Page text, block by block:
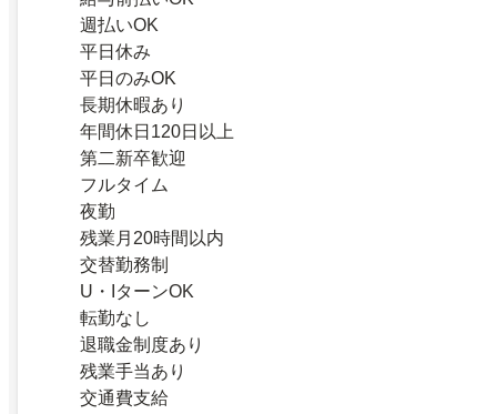
週払いOK
平日休み
平日のみOK
長期休暇あり
年間休日120日以上
第二新卒歓迎
フルタイム
夜勤
残業月20時間以内
交替勤務制
U・IターンOK
転勤なし
退職金制度あり
残業手当あり
交通費支給